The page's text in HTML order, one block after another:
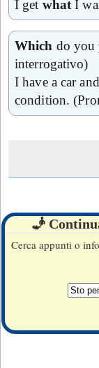
I get whatI
Which do you
interrogativo)
I have a car
condition.
🧞
Cerca appunti o